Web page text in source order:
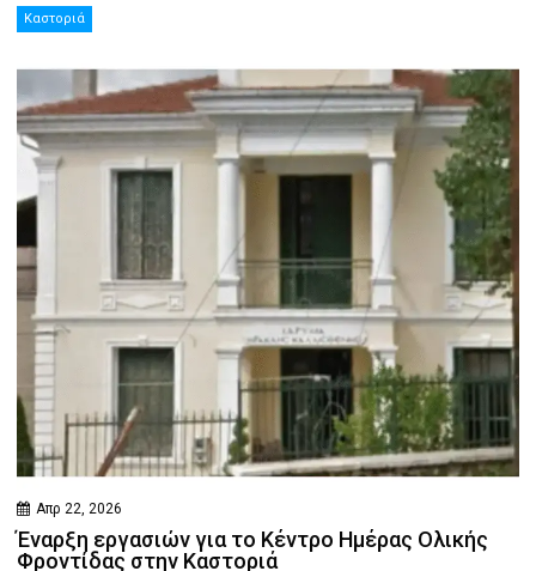
Καστοριά
Απρ 22, 2026
Έναρξη εργασιών για το Κέντρο Ημέρας Ολικής
Φροντίδας στην Καστοριά